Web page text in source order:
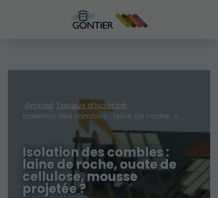
Articles Travaux d'isolation
Isolation des combles : laine de roche, ouate de cellulose, mousse projetée ?
Isolation des combles :
laine de roche, ouate de
cellulose, mousse
projetée ?